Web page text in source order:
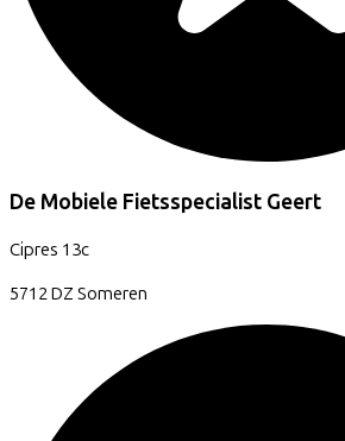
De Mobiele Fietsspecialist Geert
Cipres 13c
5712 DZ Someren